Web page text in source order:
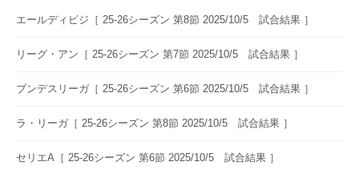
ョ
エールディビジ［ 25-26シーズン 第8節 2025/10/5 試合結果 ］
リーグ・アン［ 25-26シーズン 第7節 2025/10/5 試合結果 ］
ブンデスリーガ［ 25-26シーズン 第6節 2025/10/5 試合結果 ］
ラ・リーガ［ 25-26シーズン 第8節 2025/10/5 試合結果 ］
セリエA［ 25-26シーズン 第6節 2025/10/5 試合結果 ］